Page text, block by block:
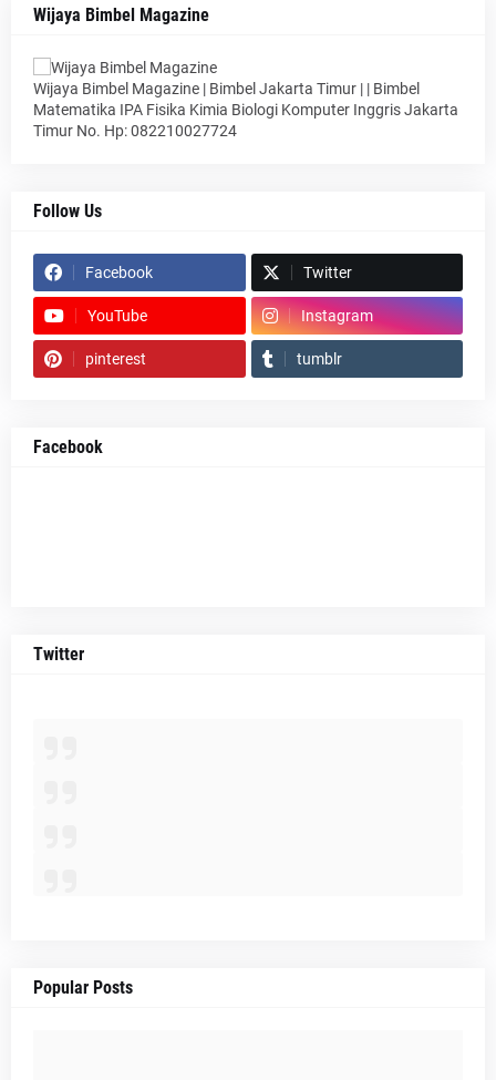
Wijaya Bimbel Magazine
Wijaya Bimbel Magazine | Bimbel Jakarta Timur | | Bimbel
Matematika IPA Fisika Kimia Biologi Komputer Inggris Jakarta
Timur No. Hp: 082210027724
Follow Us
Facebook Twitter
YouTube Instagram
pinterest tumblr
Facebook
Twitter
Popular Posts